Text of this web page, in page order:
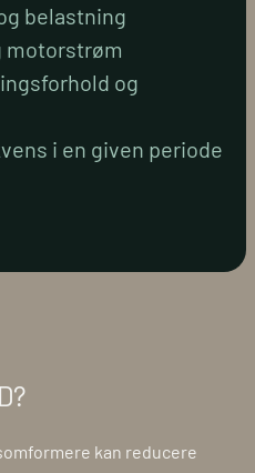
belastning
motorstrøm
og
i en given periode
kan reducere